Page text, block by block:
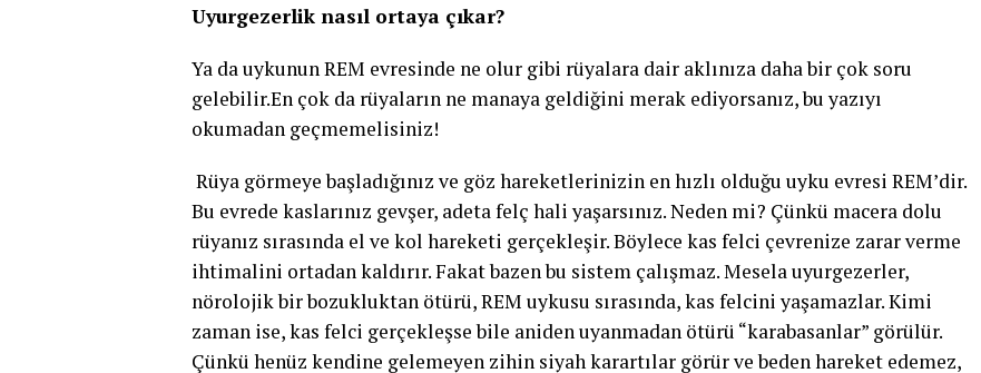
Uyurgezerlik nasıl ortaya çıkar?
Ya da uykunun REM evresinde ne olur gibi rüyalara dair aklınıza daha bir çok soru
gelebilir.En çok da rüyaların ne manaya geldiğini merak ediyorsanız, bu yazıyı
okumadan geçmemelisiniz!
Rüya görmeye başladığınız ve göz hareketlerinizin en hızlı olduğu uyku evresi REM’dir.
Bu evrede kaslarınız gevşer, adeta felç hali yaşarsınız. Neden mi? Çünkü macera dolu
rüyanız sırasında el ve kol hareketi gerçekleşir. Böylece kas felci çevrenize zarar verme
ihtimalini ortadan kaldırır. Fakat bazen bu sistem çalışmaz. Mesela uyurgezerler,
nörolojik bir bozukluktan ötürü, REM uykusu sırasında, kas felcini yaşamazlar. Kimi
zaman ise, kas felci gerçekleşse bile aniden uyanmadan ötürü “karabasanlar” görülür.
Çünkü henüz kendine gelemeyen zihin siyah karartılar görür ve beden hareket edemez,